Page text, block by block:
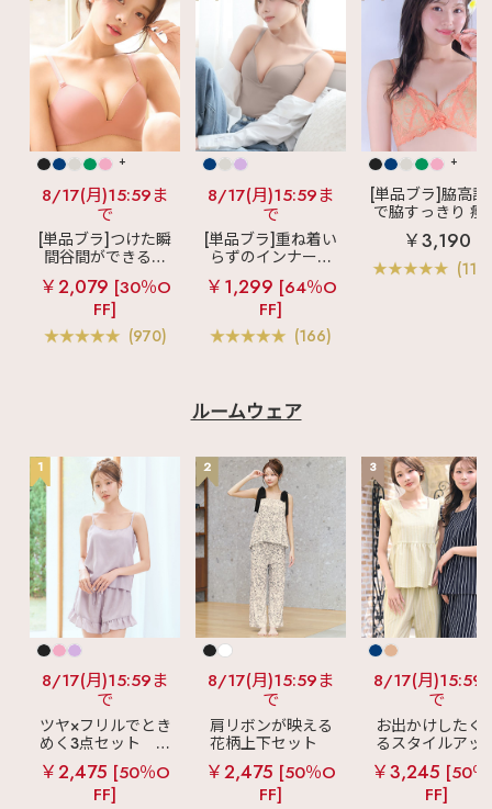
+
8/17(月)15:59ま
で
[単品ブラ]つけた瞬
間谷間ができるシ
ームレスブラ
超
盛ブラ(R) シームレ
ス 単品ブラジャー
￥2,079 [30％O
FF]
(970)
8/17(月)15:59ま
で
[単品ブラ]重ね着い
らずのインナーブ
ラ
リッチバスト
ブラトップ (ワイヤ
ー入り)
￥1,299 [64％O
FF]
(166)
+
[単品ブラ]脇高設
で脇すっきり 痩
見えブラ
カシ
クールレース脇
ブラ(R) 単品ブラ
ャー
￥3,190
ルームウェア
1
8/17(月)15:59ま
で
ツヤ×フリルでとき
めく3点セット
シ
ルキー ショートパ
ンツ 3点セット
￥2,475 [50％O
FF]
2
8/17(月)15:59ま
で
肩リボンが映える
花柄上下セット
メニーフラワー ロ
ングパンツ 上下セ
ット
￥2,475 [50％O
FF]
3
8/17(月)15:59
で
お出かけしたく
るスタイルアッ
見え
ストライ
フリル ロングパ
ツ 綿混 上下セ
￥3,245 [50
FF]